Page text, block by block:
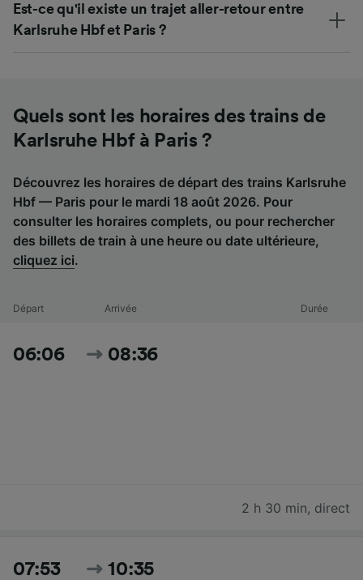
Est-ce qu'il existe un trajet aller-retour entre
Karlsruhe Hbf et Paris ?
Quels sont les horaires des trains de
Karlsruhe Hbf à Paris ?
Découvrez les horaires de départ des trains Karlsruhe
Hbf — Paris pour le mardi 18 août 2026. Pour
consulter les horaires complets, ou pour rechercher
des billets de train à une heure ou date ultérieure,
cliquez ici.
Départ Arrivée Durée
06:06 08:36
2 h 30 min, direct
07:53 10:35